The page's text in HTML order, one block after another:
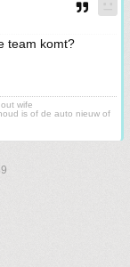
team komt?
wife
is of de auto nieuw of